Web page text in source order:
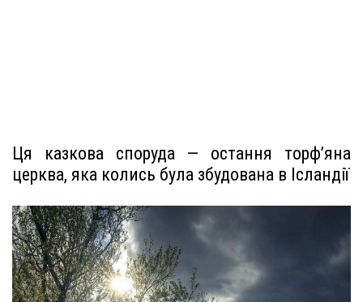
Ця казкова споруда — остання торф’яна
церква, яка колись була збудована в Ісландії